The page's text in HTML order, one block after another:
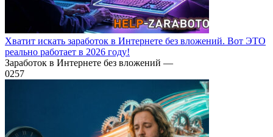
Хватит искать заработок в Интернете без вложений. Вот ЭТО
реально работает в 2026 году!
Заработок в Интернете без вложений —
0257